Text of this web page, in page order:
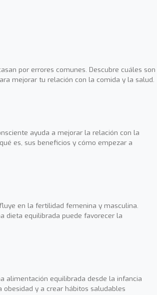
por errores comunes. Descubre cuáles son
mejorar tu relación con la comida y la salud.
ayuda a mejorar la relación con la
es, sus beneficios y cómo empezar a
en la fertilidad femenina y masculina.
dieta equilibrada puede favorecer la
alimentación equilibrada desde la infancia
obesidad y a crear hábitos saludables